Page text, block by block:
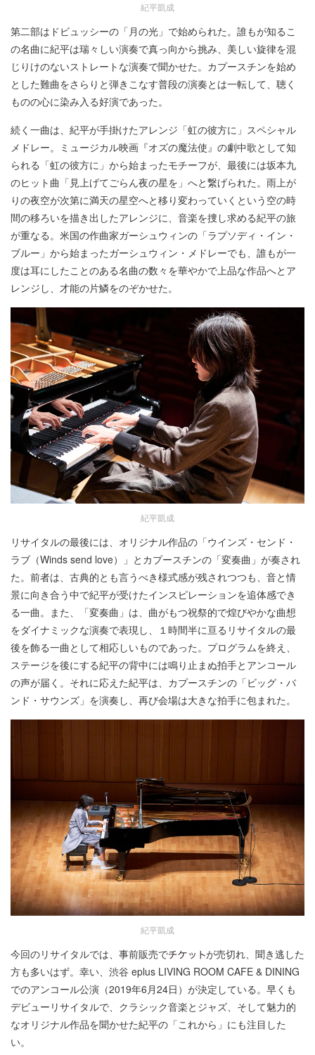
紀平凱成
第二部はドビュッシーの「月の光」で始められた。誰もが知るこ
の名曲に紀平は瑞々しい演奏で真っ向から挑み、美しい旋律を混
じりけのないストレートな演奏で聞かせた。カプースチンを始め
とした難曲をさらりと弾きこなす普段の演奏とは一転して、聴く
ものの心に染み入る好演であった。
続く一曲は、紀平が手掛けたアレンジ「虹の彼方に」スペシャル
メドレー。ミュージカル映画『オズの魔法使』の劇中歌として知
られる「虹の彼方に」から始まったモチーフが、最後には坂本九
のヒット曲「見上げてごらん夜の星を」へと繋げられた。雨上が
りの夜空が次第に満天の星空へと移り変わっていくという空の時
間の移ろいを描き出したアレンジに、音楽を捜し求める紀平の旅
が重なる。米国の作曲家ガーシュウィンの「ラプソディ・イン・
ブルー」から始まったガーシュウィン・メドレーでも、誰もが一
度は耳にしたことのある名曲の数々を華やかで上品な作品へとア
レンジし、才能の片鱗をのぞかせた。
紀平凱成
リサイタルの最後には、オリジナル作品の「ウインズ・センド・
ラブ（Winds send love）」とカプースチンの「変奏曲」が奏され
た。前者は、古典的とも言うべき様式感が残されつつも、音と情
景に向き合う中で紀平が受けたインスピレーションを追体感でき
る一曲。また、「変奏曲」は、曲がもつ祝祭的で煌びやかな曲想
をダイナミックな演奏で表現し、１時間半に亘るリサイタルの最
後を飾る一曲として相応しいものであった。プログラムを終え、
ステージを後にする紀平の背中には鳴り止まぬ拍手とアンコール
の声が届く。それに応えた紀平は、カプースチンの「ビッグ・バ
ンド・サウンズ」を演奏し、再び会場は大きな拍手に包まれた。
紀平凱成
今回のリサイタルでは、事前販売で
が売切れ、聞き逃した
方も多いはず。幸い、渋谷 eplus LIVING ROOM CAFE & DINING
でのアンコール公演（2019年6月24日）が決定している。早くも
デビューリサイタルで、クラシック音楽とジャズ、そして魅力的
なオリジナル作品を聞かせた紀平の「これから」にも注目した
い。